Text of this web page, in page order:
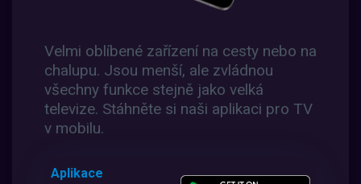
Velmi oblíbené zařízení na cesty nebo na
chalupu. Jsou menší, ale zvládnou
všechny funkce stejně jako velká
televize. Stáhněte si naši aplikaci pro TV
v mobilu.
Aplikace